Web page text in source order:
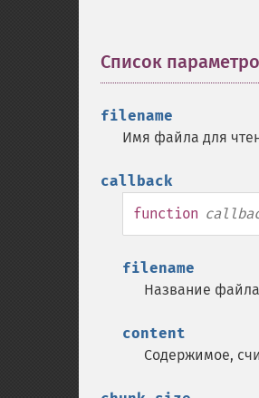
Список
filename
Имя файла для
callback
function
filename
Название
content
Содержимое,